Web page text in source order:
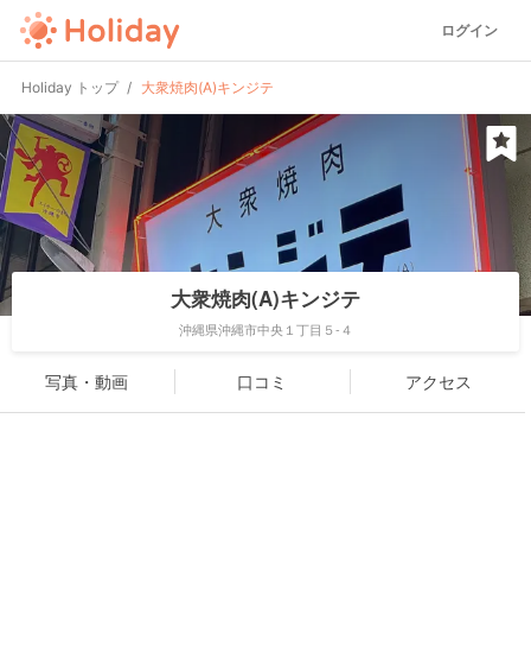
ログイン
Holiday トップ 大衆焼肉(A)キンジテ
大衆焼肉(A)キンジテ
沖縄県沖縄市中央１丁目５-４
写真・動画 口コミ アクセス